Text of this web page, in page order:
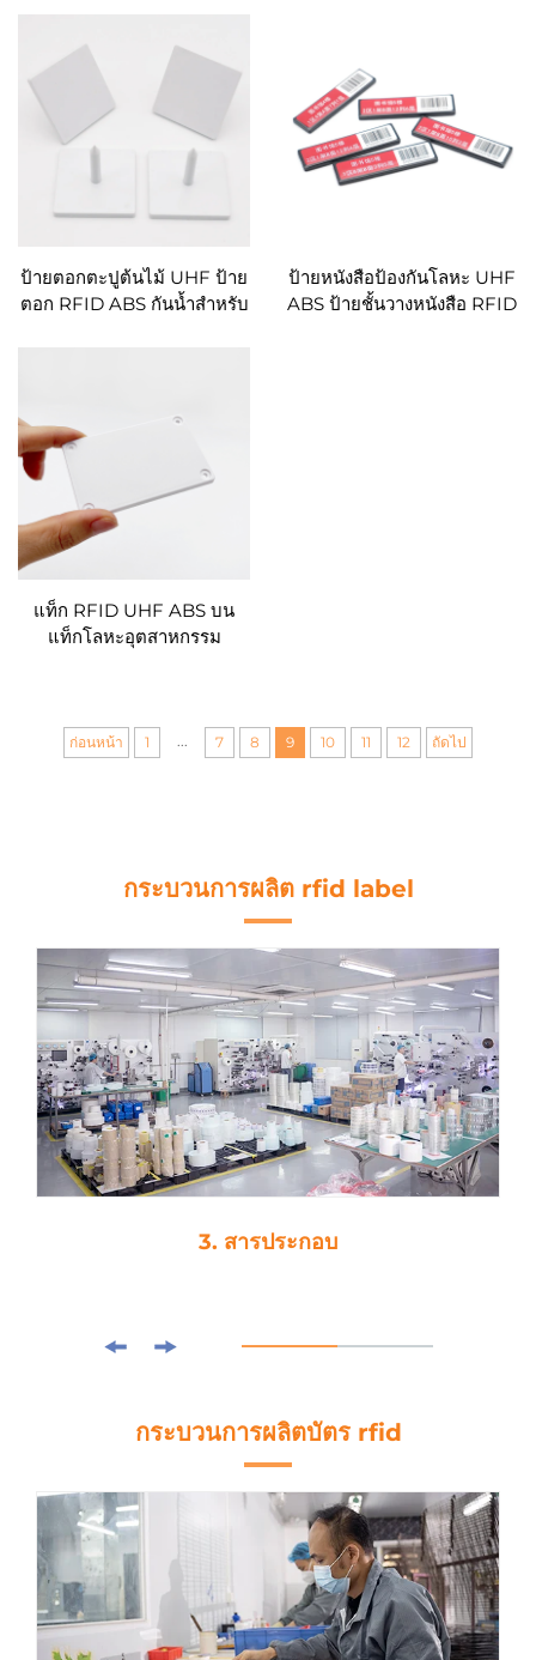
ป้ายตอกตะปูต้นไม้ UHF ป้าย
ตอก RFID ABS กันน้ำสำหรับ
ป้ายหนังสือป้องกันโลหะ UHF
ABS ป้ายชั้นวางหนังสือ RFID
แท็ก RFID UHF ABS บน
แท็กโลหะอุตสาหกรรม
ก่อนหน้า 1 7 8 9 10 11 12 ถัดไป
กระบวนการผลิต rfid label
3. สารประกอบ
กระบวนการผลิตบัตร rfid